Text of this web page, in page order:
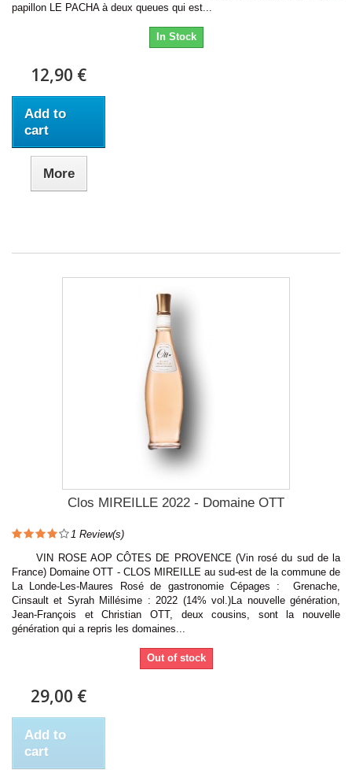
papillon LE PACHA à deux queues qui est...
In Stock
12,90 €
Add to
cart
More
Clos MIREILLE 2022 - Domaine OTT
1 Review(s)
VIN ROSE AOP CÔTES DE PROVENCE (Vin rosé du sud de la
France) Domaine OTT - CLOS MIREILLE au sud-est de la commune de
La Londe-Les-Maures Rosé de gastronomie Cépages : Grenache,
Cinsault et Syrah Millésime : 2022 (14% vol.)La nouvelle génération,
Jean-François et Christian OTT, deux cousins, sont la nouvelle
génération qui a repris les domaines...
Out of stock
29,00 €
Add to
cart